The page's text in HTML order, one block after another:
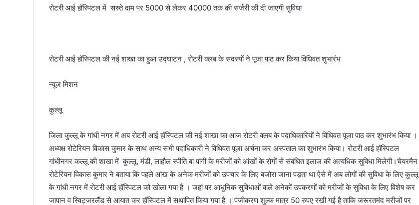
रोटरी आई हॉस्पिटल में सस्ते दाम पर 5000 से लेकर 40000 तक की सर्जरी की दी जाएगी सुविधा
रोटरी आई हॉस्पिटल की नई शाखा का हुआ उद्घाटन , रोटरी क्लब के सदस्यों ने पूजा पाठ कर किया विधिवत शुभारंभ
न्यूज मिशन
कुल्लू
जिला कुल्लू के गांधी नगर में अब रोटरी आई हॉस्पिटल की नई शाखा का आज रोटरी क्लब के पदाधिकारियों ने विधिवत पूजा पाठ कर शुभारंभ किया ।
अध्यक्ष रोटेरियन विकास कुमार के साथ अन्य सभी पदाधिकारी ने विधिवत पूजा अर्चना कर अस्पताल का शुभारंभ किया। रोटरी आई हॉस्पिटल
गांधीनगर कल्लू की शाखा में कुल्लू, मंडी, लाहौल स्पीति बा पांगी के मरीजों को आंखों के रोगों से संबंधित इलाज की अत्यधिक सुविधा मिलेगी।चेयरमैन
रोटेरियन विकास कुमार ने बताया कि पहले आंख के अनेक मरीजों को उपचार के लिए बजोरा जाना पड़ता था ऐसे में अब लोगों की सुविधा के लिए कुल्लू
के गांधी नगर में रोटरी आई हॉस्पिटल को खोला गया है । जहां पर आधुनिक सुविधाओं वाले अनेकों उपकरणों को मरीजों के सुविधा के लिए विशेष कर
जापान व स्विट्जरलैंड से आयात कर हॉस्पिटल में सथापित किया गया है । पंजीकरण शुल्क मात्र 50 रुपए रखी गई है ताकि जरूरतमंद मरीजों पर